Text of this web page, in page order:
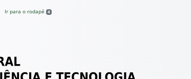
Ir para o rodapé 4
de